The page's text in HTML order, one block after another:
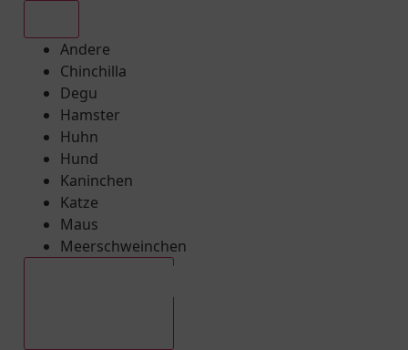
Andere
Chinchilla
Degu
Hamster
Huhn
Hund
Kaninchen
Katze
Maus
Meerschweinchen